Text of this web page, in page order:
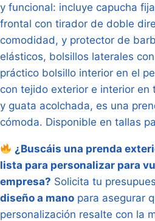
45,48 €
hasta
50,69 €
y funcional: incluye capucha
frontal con tirador de doble
comodidad, y protector de
elásticos, bolsillos laterales
práctico bolsillo interior en el
con tejido exterior e interior en
y guata acolchada, es una
cómoda. Disponible en tallas
¿Buscáis una prenda
lista para personalizar para
empresa? Solicita tu
diseño a mano para asegurar
personalización resalte con la